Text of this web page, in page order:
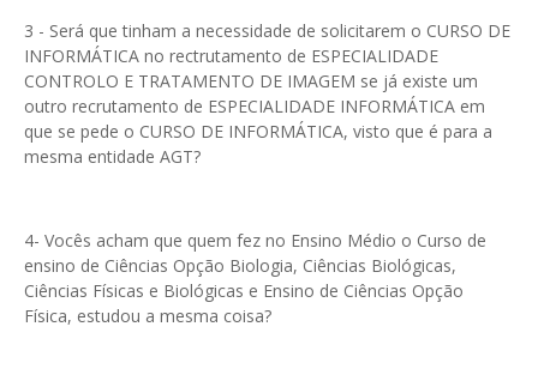
3 - Será que tinham a necessidade de solicitarem o CURSO DE
INFORMÁTICA no rectrutamento de ESPECIALIDADE
CONTROLO E TRATAMENTO DE IMAGEM se já existe um
outro recrutamento de ESPECIALIDADE INFORMÁTICA em
que se pede o CURSO DE INFORMÁTICA, visto que é para a
mesma entidade AGT?
4- Vocês acham que quem fez no Ensino Médio o Curso de
ensino de Ciências Opção Biologia, Ciências Biológicas,
Ciências Físicas e Biológicas e Ensino de Ciências Opção
Física, estudou a mesma coisa?